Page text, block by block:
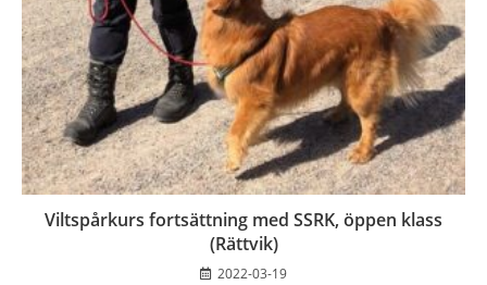
Viltspårkurs fortsättning med SSRK, öppen klass
(Rättvik)
2022-03-19